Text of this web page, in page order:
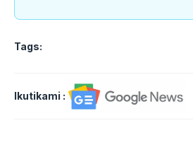
Tags:
Ikutikami :